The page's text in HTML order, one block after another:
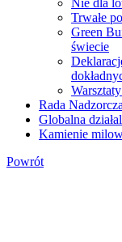
Trwałe
Green
świecie
Rada Nadzorcza
Globalna
Kamienie
Powrót